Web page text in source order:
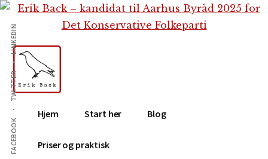
Skip
indhold
Gå
primær
sidebar
Skip
footer
Additional
menu
FACEBOOK
TWITTER
LINKEDIN
Erik
Back
Tekstforfatter,
content
creation,
blog,
Hjem Start her Blog
Priser og praktisk